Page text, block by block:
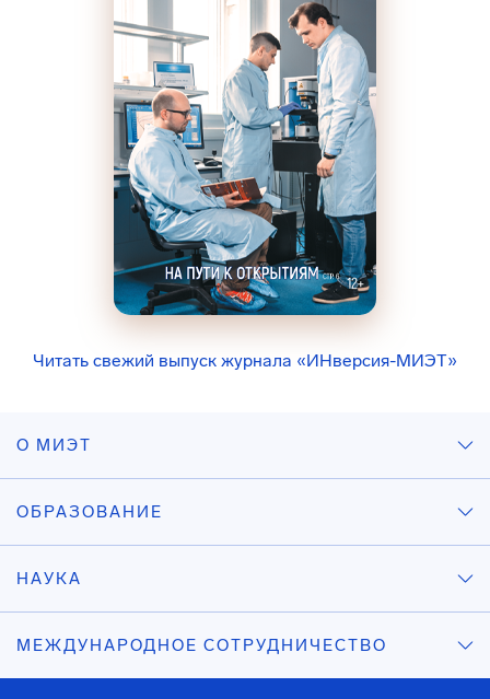
Читать свежий выпуск журнала «ИНверсия-МИЭТ»
О МИЭТ
ОБРАЗОВАНИЕ
НАУКА
МЕЖДУНАРОДНОЕ СОТРУДНИЧЕСТВО